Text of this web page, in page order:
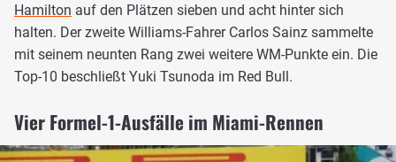
Hamilton auf den Plätzen sieben und acht hinter sich
halten. Der zweite Williams-Fahrer Carlos Sainz sammelte
mit seinem neunten Rang zwei weitere WM-Punkte ein. Die
Top-10 beschließt Yuki Tsunoda im Red Bull.
Vier Formel-1-Ausfälle im Miami-Rennen